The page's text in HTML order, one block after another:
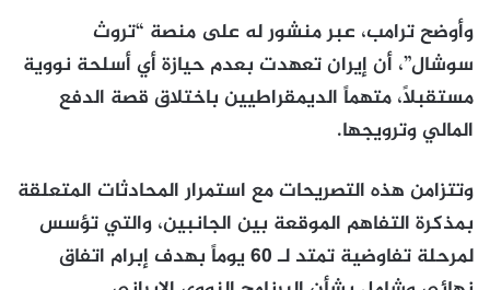
وأوضح ترامب، عبر منشور له على منصة “تروث
سوشال”، أن إيران تعهدت بعدم حيازة أي أسلحة نووية
مستقبلاً، متهماً الديمقراطيين باختلاق قصة الدفع
المالي وترويجها.
وتتزامن هذه التصريحات مع استمرار المحادثات المتعلقة
بمذكرة التفاهم الموقعة بين الجانبين، والتي تؤسس
لمرحلة تفاوضية تمتد لـ 60 يوماً بهدف إبرام اتفاق